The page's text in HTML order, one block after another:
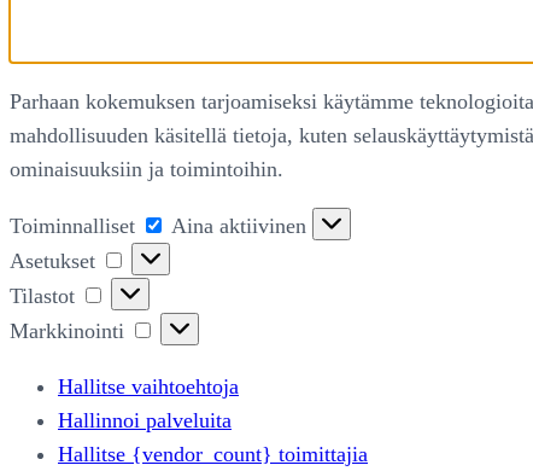
Parhaan kokemuksen tarjoamiseksi käytämme
mahdollisuuden käsitellä tietoja, kuten
ominaisuuksiin ja toimintoihin.
Toiminnalliset Toiminnalliset
Aina aktiivinen
Asetukset
Asetukset
Tilastot
Tilastot
Markkinointi
Markkinointi
Hallitse vaihtoehtoja
Hallinnoi palveluita
Hallitse {vendor_count} toimittajia